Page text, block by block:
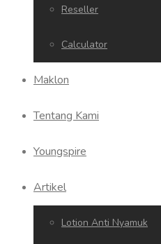
Reseller
Calculator
Maklon
Tentang Kami
Youngspire
Artikel
Lotion Anti Nyamuk